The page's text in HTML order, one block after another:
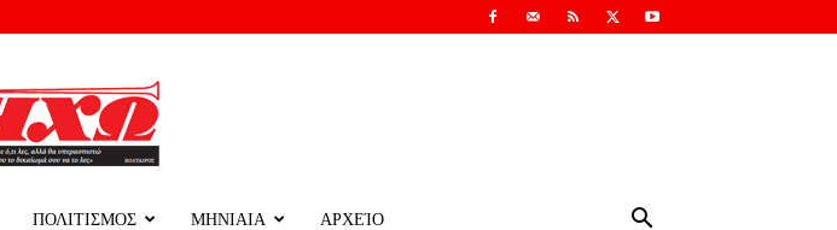
ΠΟΛΙΤΙΣΜΟΣ ΜΗΝΙΑΙΑ ΑΡΧΕΊΟ